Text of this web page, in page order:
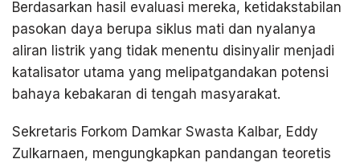
Berdasarkan hasil evaluasi mereka, ketidakstabilan
pasokan daya berupa siklus mati dan nyalanya
aliran listrik yang tidak menentu disinyalir menjadi
katalisator utama yang melipatgandakan potensi
bahaya kebakaran di tengah masyarakat.
Sekretaris Forkom Damkar Swasta Kalbar, Eddy
Zulkarnaen, mengungkapkan pandangan teoretis